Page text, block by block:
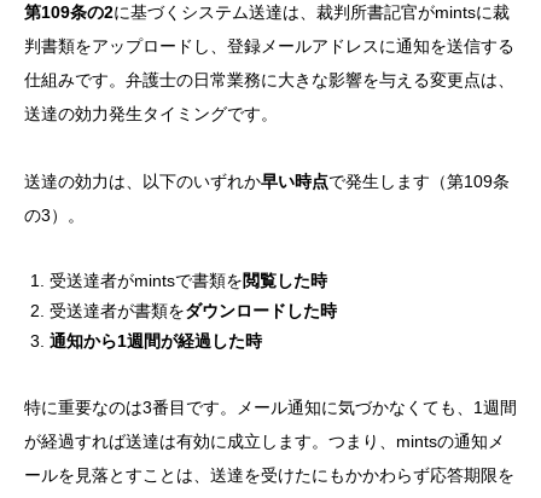
第109条の2に基づくシステム送達は、裁判所書記官がmintsに裁
判書類をアップロードし、登録メールアドレスに通知を送信する
仕組みです。弁護士の日常業務に大きな影響を与える変更点は、
送達の効力発生タイミングです。
送達の効力は、以下のいずれか早い時点で発生します（第109条
の3）。
受送達者がmintsで書類を閲覧した時
受送達者が書類をダウンロードした時
通知から1週間が経過した時
特に重要なのは3番目です。メール通知に気づかなくても、1週間
が経過すれば送達は有効に成立します。つまり、mintsの通知メ
ールを見落とすことは、送達を受けたにもかかわらず応答期限を